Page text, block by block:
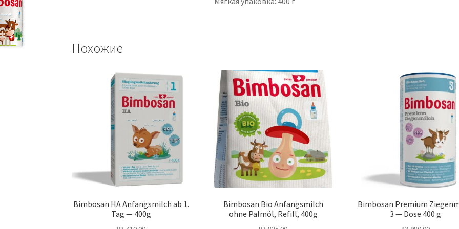
Похожие
Bimbosan HA Anfangsmilch ab 1.
Tag — 400g
Bimbosan Bio Anfangsmilch
ohne Palmöl, Refill, 400g
Bimbosan Premium
3 — Dose 400 g